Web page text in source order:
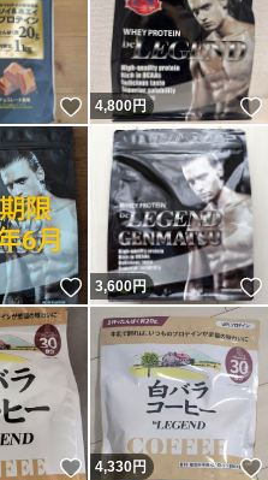
いいね！
4,800円
いいね！
3,600円
いいね！
4,330円